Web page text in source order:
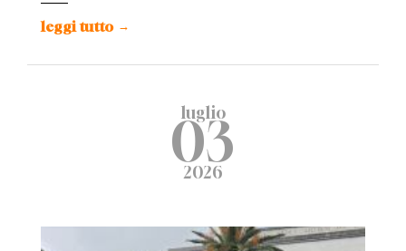
leggi tutto →
luglio
03
2026